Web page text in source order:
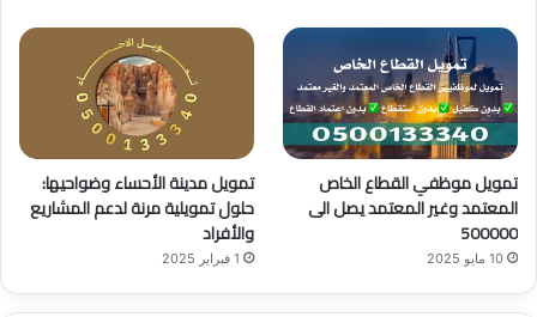
تمويل موظفي القطاع الخاص
المعتمد وغير المعتمد يصل الى
500000
10 مايو 2025
تمويل مدينة الأحساء وضواحيها:
حلول تمويلية مرنة لدعم المشاريع
والأفراد
1 فبراير 2025